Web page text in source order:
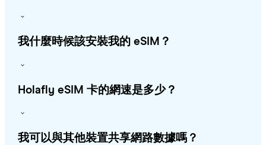
我什麼時候該安裝我的 eSIM？
Holafly eSIM 卡的網速是多少？
我可以與其他裝置共享網路數據嗎？